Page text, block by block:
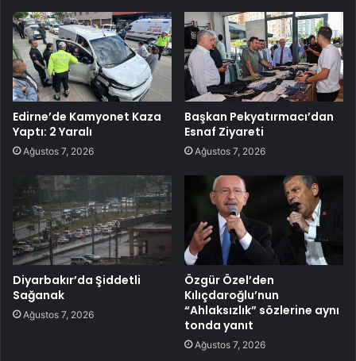
Edirne’de Kamyonet Kaza
Yaptı: 2 Yaralı
Ağustos 7, 2026
Başkan Pekyatırmacı’dan
Esnaf Ziyareti
Ağustos 7, 2026
Diyarbakır’da Şiddetli
Sağanak
Ağustos 7, 2026
Özgür Özel’den
Kılıçdaroğlu’nun
“Ahlaksızlık” sözlerine aynı
tonda yanıt
Ağustos 7, 2026